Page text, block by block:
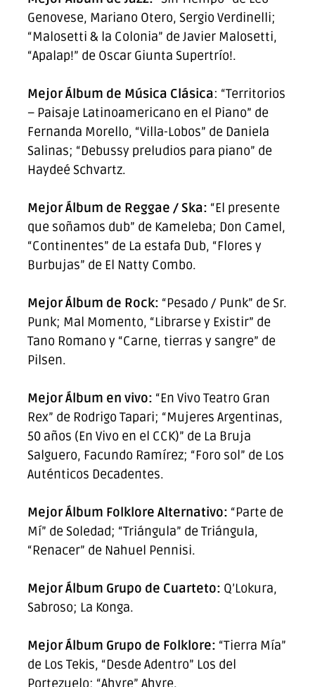
Genovese, Mariano Otero, Sergio Verdinelli;
“Malosetti & la Colonia” de Javier Malosetti,
“Apalap!” de Oscar Giunta Supertrío!.
Mejor Álbum de Música Clásica: “Territorios
– Paisaje Latinoamericano en el Piano” de
Fernanda Morello, “Villa-Lobos” de Daniela
Salinas; “Debussy preludios para piano” de
Haydeé Schvartz.
Mejor Álbum de Reggae / Ska: “El presente
que soñamos dub” de Kameleba; Don Camel,
“Continentes” de La estafa Dub, “Flores y
Burbujas” de El Natty Combo.
Mejor Álbum de Rock: “Pesado / Punk” de Sr.
Punk; Mal Momento, “Librarse y Existir” de
Tano Romano y “Carne, tierras y sangre” de
Pilsen.
Mejor Álbum en vivo: “En Vivo Teatro Gran
Rex” de Rodrigo Tapari; “Mujeres Argentinas,
50 años (En Vivo en el CCK)” de La Bruja
Salguero, Facundo Ramírez; “Foro sol” de Los
Auténticos Decadentes.
Mejor Álbum Folklore Alternativo: “Parte de
Mí” de Soledad; “Triángula” de Triángula,
“Renacer” de Nahuel Pennisi.
Mejor Álbum Grupo de Cuarteto: Q’Lokura,
Sabroso; La Konga.
Mejor Álbum Grupo de Folklore: “Tierra Mía”
de Los Tekis, “Desde Adentro” Los del
Portezuelo; “Ahyre” Ahyre.